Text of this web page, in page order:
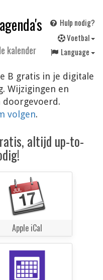
kalender
Hulp nodig?
Voetbal
Language
B gratis in je digitale
Wijzigingen en
doorgevoerd.
volgen.
altijd up-to-
Apple iCal